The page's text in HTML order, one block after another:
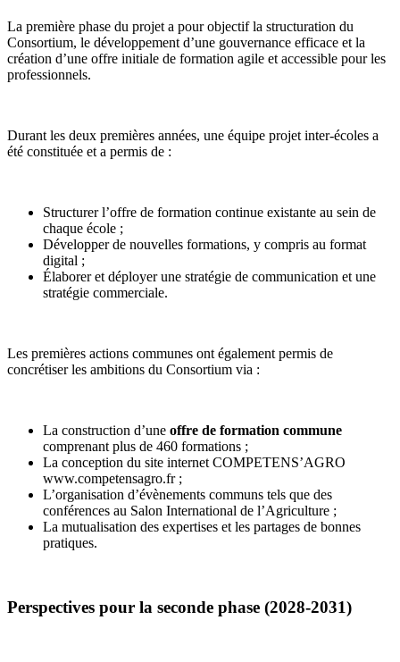
La première phase du projet a pour objectif la structuration du
Consortium, le développement d’une gouvernance efficace et la
création d’une offre initiale de formation agile et accessible pour les
professionnels.
Durant les deux premières années, une équipe projet inter-écoles a
été constituée et a permis de :
Structurer l’offre de formation continue existante au sein de
chaque école ;
Développer de nouvelles formations, y compris au format
digital ;
Élaborer et déployer une stratégie de communication et une
stratégie commerciale.
Les premières actions communes ont également permis de
concrétiser les ambitions du Consortium via :
La construction d’une offre de formation commune
comprenant plus de 460 formations ;
La conception du site internet COMPETENS’AGRO
www.competensagro.fr;
L’organisation d’évènements communs tels que des
conférences au Salon International de l’Agriculture ;
La mutualisation des expertises et les partages de bonnes
pratiques.
Perspectives pour la seconde phase (2028-2031)